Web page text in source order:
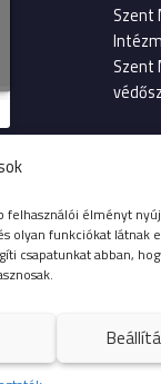
felhasználói élményt
olyan funkciókat látnak
csapatunkat abban,
Szent
Szent
Kórház